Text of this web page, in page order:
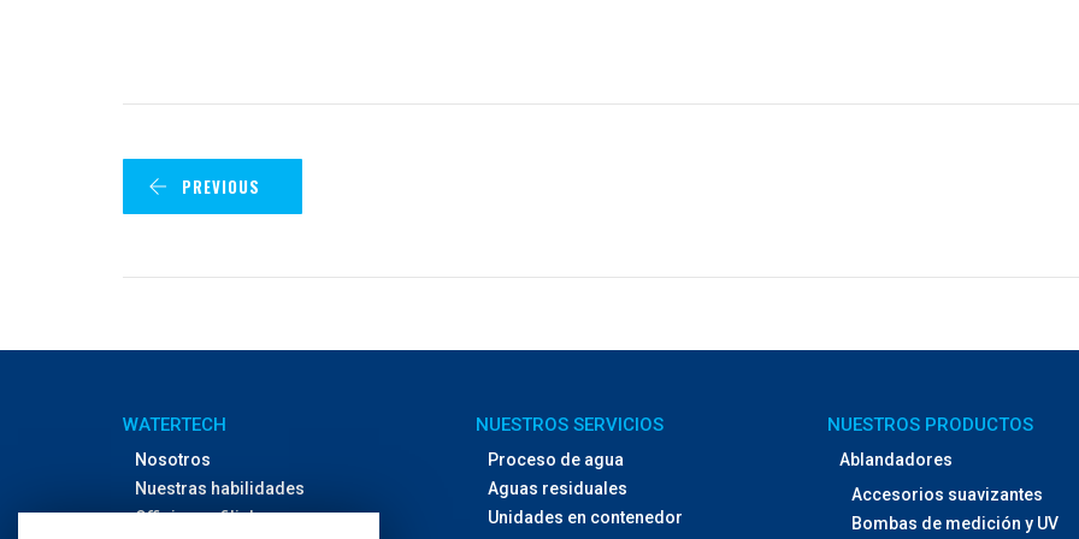
PREVIOUS
WATERTECH
Nosotros
Nuestras habilidades
Officinas y filiales
NUESTROS SERVICIOS
Proceso de agua
Aguas residuales
Unidades en contenedor
NUESTROS PRODUCTOS
Ablandadores
Accesorios suavizantes
Bombas de medición y UV